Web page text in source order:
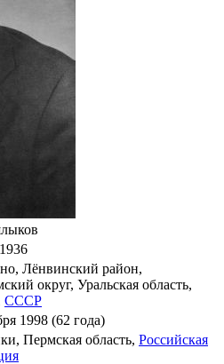
1936
Лёнвинский район,
округ, Уральская область,
СССР
1998 (62 года)
, Пермская область, Российская